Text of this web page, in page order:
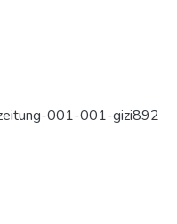
001-001-gizi892